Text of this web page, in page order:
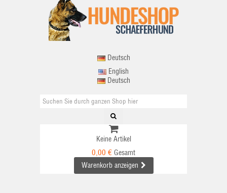
Deutsch
English
Deutsch
Keine Artikel
0,00 € Gesamt
Warenkorb anzeigen